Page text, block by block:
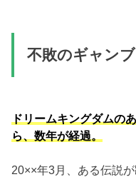
不敗のギャン
ドリームキングダム
ら、数年が経過。
20××年3月、ある伝説